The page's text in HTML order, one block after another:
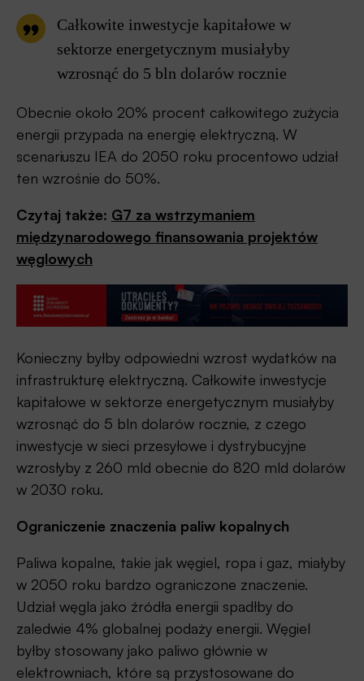
Całkowite inwestycje kapitałowe w
sektorze energetycznym musiałyby
wzrosnąć do 5 bln dolarów rocznie
Obecnie około 20% procent całkowitego zużycia
energii przypada na energię elektryczną. W
scenariuszu IEA do 2050 roku procentowo udział
ten wzrośnie do 50%.
Czytaj także: G7 za wstrzymaniem
międzynarodowego finansowania projektów
węglowych
Konieczny byłby odpowiedni wzrost wydatków na
infrastrukturę elektryczną. Całkowite inwestycje
kapitałowe w sektorze energetycznym musiałyby
wzrosnąć do 5 bln dolarów rocznie, z czego
inwestycje w sieci przesyłowe i dystrybucyjne
wzrosłyby z 260 mld obecnie do 820 mld dolarów
w 2030 roku.
Ograniczenie znaczenia paliw kopalnych
Paliwa kopalne, takie jak węgiel, ropa i gaz, miałyby
w 2050 roku bardzo ograniczone znaczenie.
Udział węgla jako źródła energii spadłby do
zaledwie 4% globalnej podaży energii. Węgiel
byłby stosowany jako paliwo głównie w
elektrowniach, które są przystosowane do